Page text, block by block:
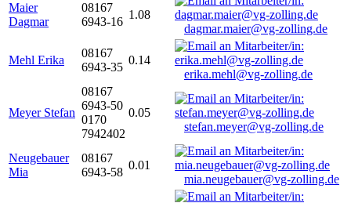
Maier
Dagmar
08167
6943-16
1.08
dagmar.maier@vg-zolling.de
Mehl Erika
08167
6943-35
0.14
erika.mehl@vg-zolling.de
Meyer Stefan
08167
6943-50
0170
7942402
0.05
stefan.meyer@vg-zolling.de
Neugebauer
Mia
08167
6943-58
0.01
mia.neugebauer@vg-zolling.de